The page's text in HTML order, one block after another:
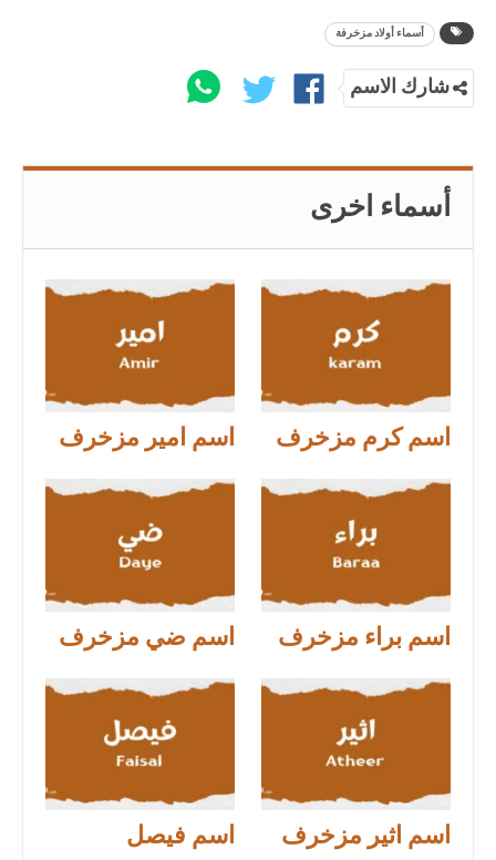
أسماء أولاد مزخرفة
شارك الاسم
أسماء اخرى
اسم كرم مزخرف اسم امير مزخرف
اسم براء مزخرف اسم ضي مزخرف
اسم اثير مزخرف
اسم فيصل